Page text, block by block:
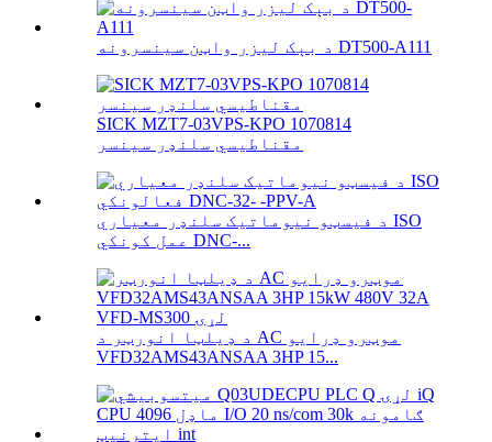
د بېک لیزر واټن سینسرونه DT500-A111
SICK MZT7-03VPS-KPO 1070814
مقناطیسي سلنډر سینسر
د فیسټو نیوماتیک سلنډر معیاري ISO
عمل کونکي DNC-...
د ډیلټا انورټر د AC موټرو ډرایو
VFD32AMS43ANSAA 3HP 15...